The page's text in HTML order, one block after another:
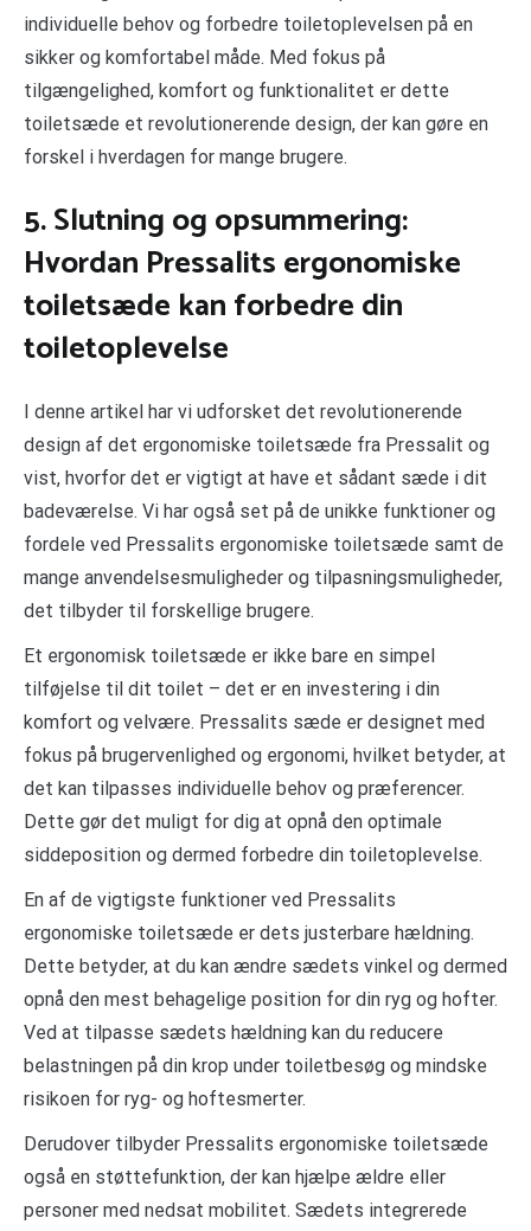
individuelle behov og forbedre toiletoplevelsen på en
sikker og komfortabel måde. Med fokus på
tilgængelighed, komfort og funktionalitet er dette
toiletsæde et revolutionerende design, der kan gøre en
forskel i hverdagen for mange brugere.
5. Slutning og opsummering:
Hvordan Pressalits ergonomiske
toiletsæde kan forbedre din
toiletoplevelse
I denne artikel har vi udforsket det revolutionerende
design af det ergonomiske toiletsæde fra Pressalit og
vist, hvorfor det er vigtigt at have et sådant sæde i dit
badeværelse. Vi har også set på de unikke funktioner og
fordele ved Pressalits ergonomiske toiletsæde samt de
mange anvendelsesmuligheder og tilpasningsmuligheder,
det tilbyder til forskellige brugere.
Et ergonomisk toiletsæde er ikke bare en simpel
tilføjelse til dit toilet – det er en investering i din
komfort og velvære. Pressalits sæde er designet med
fokus på brugervenlighed og ergonomi, hvilket betyder, at
det kan tilpasses individuelle behov og præferencer.
Dette gør det muligt for dig at opnå den optimale
siddeposition og dermed forbedre din toiletoplevelse.
En af de vigtigste funktioner ved Pressalits
ergonomiske toiletsæde er dets justerbare hældning.
Dette betyder, at du kan ændre sædets vinkel og dermed
opnå den mest behagelige position for din ryg og hofter.
Ved at tilpasse sædets hældning kan du reducere
belastningen på din krop under toiletbesøg og mindske
risikoen for ryg- og hoftesmerter.
Derudover tilbyder Pressalits ergonomiske toiletsæde
også en støttefunktion, der kan hjælpe ældre eller
personer med nedsat mobilitet. Sædets integrerede